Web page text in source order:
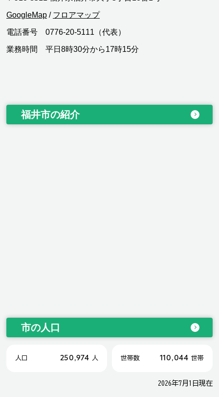
GoogleMap / フロアマップ
電話番号 0776-20-5111（代表）
業務時間 平日8時30分から17時15分
福井市の紹介
市の人口
人口 250,974 人 世帯数 110,044 世帯
2026年7月1日現在